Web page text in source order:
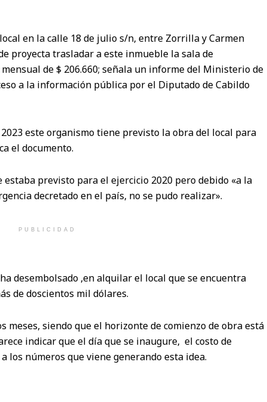
en la calle 18 de julio s/n, entre Zorrilla y Carmen
proyecta trasladar a este inmueble la sala de
de $ 206.660; señala un informe del Ministerio de
a la información pública por el Diputado de Cabildo
este organismo tiene previsto la obra del local para
el documento.
estaba previsto para el ejercicio 2020 pero debido «a la
decretado en el país, no se pudo realizar».
PUBLICIDAD
desembolsado ,en alquilar el local que se encuentra
de doscientos mil dólares.
meses, siendo que el horizonte de comienzo de obra está
indicar que el día que se inaugure, el costo de
los números que viene generando esta idea.